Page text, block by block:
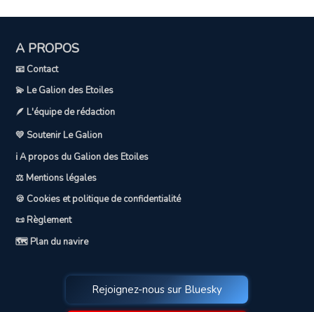
A PROPOS
📧 Contact
💫 Le Galion des Etoiles
🪶 L'équipe de rédaction
💛 Soutenir Le Galion
ℹ️ A propos du Galion des Etoiles
⚖️ Mentions légales
🍪 Cookies et politique de confidentialité
📜 Règlement
🗺️ Plan du navire
Rejoignez-nous sur Bluesky